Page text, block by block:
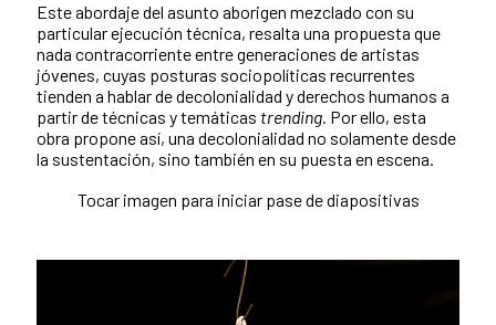
Este abordaje del asunto aborigen mezclado con su
particular ejecución técnica, resalta una propuesta que
nada contracorriente entre generaciones de artistas
jóvenes, cuyas posturas sociopolíticas recurrentes
tienden a hablar de decolonialidad y derechos humanos a
partir de técnicas y temáticas trending. Por ello, esta
obra propone así, una decolonialidad no solamente desde
la sustentación, sino también en su puesta en escena.
Tocar imagen para iniciar pase de diapositivas